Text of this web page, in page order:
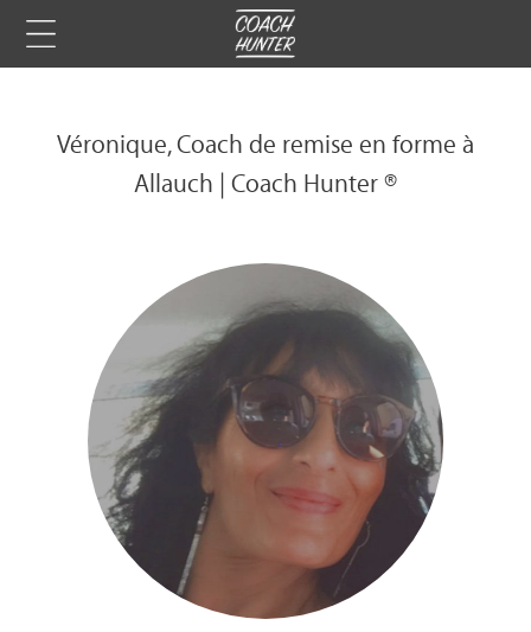
Véronique, Coach de remise en forme à
Allauch | Coach Hunter ®